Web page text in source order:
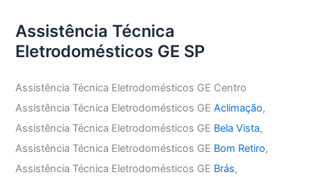
Assistência Técnica
Eletrodomésticos GE SP
Assistência Técnica Eletrodomésticos GE Centro
Assistência Técnica Eletrodomésticos GEAclimação,
Assistência Técnica Eletrodomésticos GE Bela Vista,
Assistência Técnica Eletrodomésticos GE Bom Retiro,
Assistência Técnica Eletrodomésticos GE Brás,